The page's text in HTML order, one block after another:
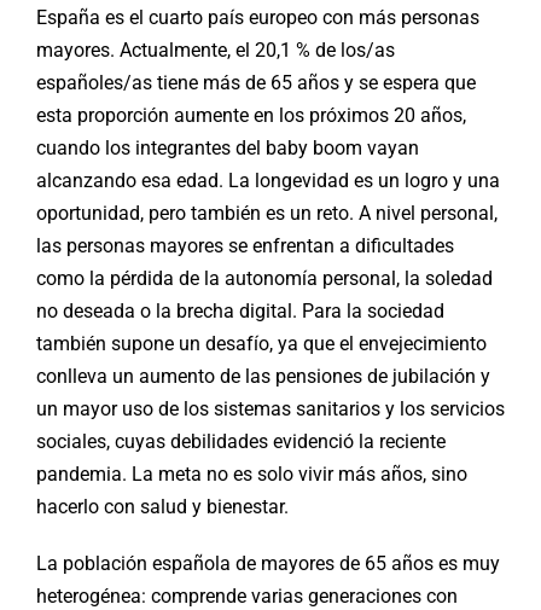
España es el cuarto país europeo con más personas
mayores. Actualmente, el 20,1 % de los/as
españoles/as tiene más de 65 años y se espera que
esta proporción aumente en los próximos 20 años,
cuando los integrantes del baby boom vayan
alcanzando esa edad. La longevidad es un logro y una
oportunidad, pero también es un reto. A nivel personal,
las personas mayores se enfrentan a dificultades
como la pérdida de la autonomía personal, la soledad
no deseada o la brecha digital. Para la sociedad
también supone un desafío, ya que el envejecimiento
conlleva un aumento de las pensiones de jubilación y
un mayor uso de los sistemas sanitarios y los servicios
sociales, cuyas debilidades evidenció la reciente
pandemia. La meta no es solo vivir más años, sino
hacerlo con salud y bienestar.
La población española de mayores de 65 años es muy
heterogénea: comprende varias generaciones con